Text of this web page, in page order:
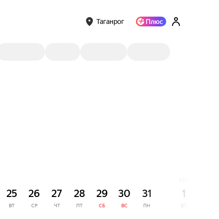
Таганрог
25
ВТ
26
СР
27
ЧТ
28
ПТ
29
СБ
30
ВС
31
ПН
1
ВТ